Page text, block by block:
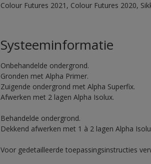
Colour Futures 2021, Colour Futures 2020,
Systeeminformatie
Onbehandelde ondergrond.
Gronden met Alpha Primer.
Zuigende ondergrond met Alpha Superfix.
Afwerken met 2 lagen Alpha Isolux.
Behandelde ondergrond.
Dekkend afwerken met 1 à 2 lagen Alpha
Voor gedetailleerde toepassingsinstructies